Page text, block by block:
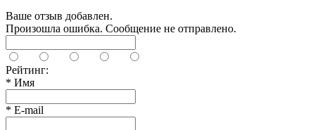
Ваше отзыв добавлен.
Произошла ошибка. Сообщение не отправлено.
Рейтинг:
* Имя
* E-mail